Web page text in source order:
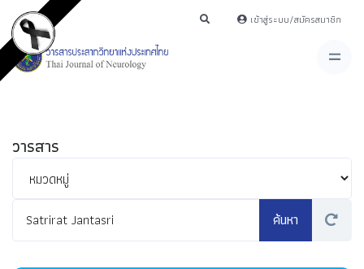
เข้าสู่ระบบ/สมัครสมาชิก
วารสาร